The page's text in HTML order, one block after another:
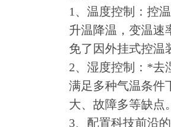
1、温度控制：控
升温降温，变温速
免了因外挂式控温
2、湿度控制：*去
满足多种气温条件
大、故障多等缺
3、配置科技前沿